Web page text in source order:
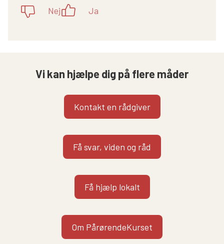
Nej Ja
Vi kan hjælpe dig på flere måder
Kontakt en rådgiver
Få svar, viden og råd
Få hjælp lokalt
Om PårørendeKurset